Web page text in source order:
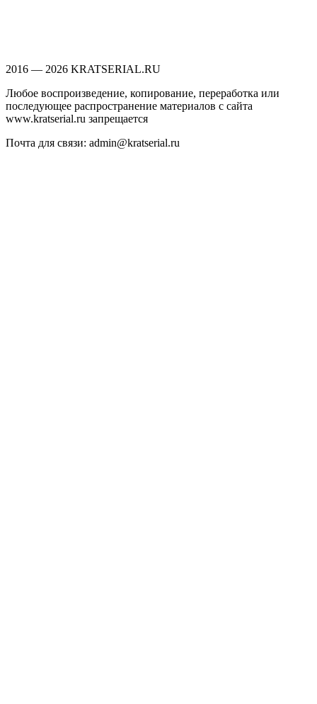
2016 — 2026 KRATSERIAL.RU
Любое воспроизведение, копирование, переработка или
последующее распространение материалов с сайта
www.kratserial.ru запрещается
Почта для связи: admin@kratserial.ru